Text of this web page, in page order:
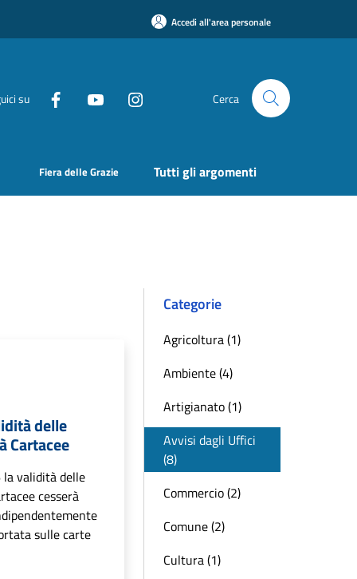
Accedi all'area personale
su Cerca
Fiera delle Grazie Tutti gli argomenti
delle
Cartacee
validità delle
cesserà
sulle carte
Categorie
Agricoltura (1)
Ambiente (4)
Artigianato (1)
Avvisi dagli Uffici
(8)
Commercio (2)
Comune (2)
Cultura (1)